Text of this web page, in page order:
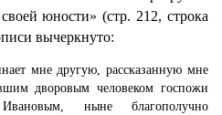
юности» (стр. 212, строка
вычеркнуто:
мне другую, рассказанную мне
дворовым человеком госпожи
ныне благополучно